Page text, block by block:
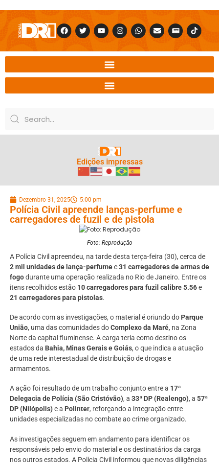
Edições impressas
Dezembro 31, 2025 5:00 pm
Polícia Civil apreende lanças-perfume e
carregadores de fuzil e de pistola
Foto: Reprodução
A Polícia Civil apreendeu, na tarde desta terça-feira (30), cerca de
2 mil unidades de lança-perfumee31 carregadores de armas de
fogodurante uma operação realizada no Rio de Janeiro. Entre os
itens recolhidos estão 10 carregadores para fuzil calibre 5.56e
21 carregadores para pistolas.
De acordo com as investigações, o material é oriundo do Parque
União, uma das comunidades doComplexo da Maré, na Zona
Norte da capital fluminense. A carga teria como destino os
estados da Bahia, Minas Gerais e Goiás, o que indica a atuação
de uma rede interestadual de distribuição de drogas e
armamentos.
A ação foi resultado de um trabalho conjunto entre a 17ª
Delegacia de Polícia (São Cristóvão), a 33ª DP (Realengo), a 57ª
DP (Nilópolis)e a Polinter, reforçando a integração entre
unidades especializadas no combate ao crime organizado.
As investigações seguem em andamento para identificar os
responsáveis pelo envio do material e os destinatários da carga
nos outros estados. A Polícia Civil informou que novas diligências